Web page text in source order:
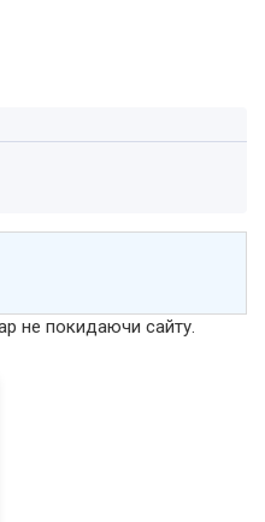
не покидаючи сайту.